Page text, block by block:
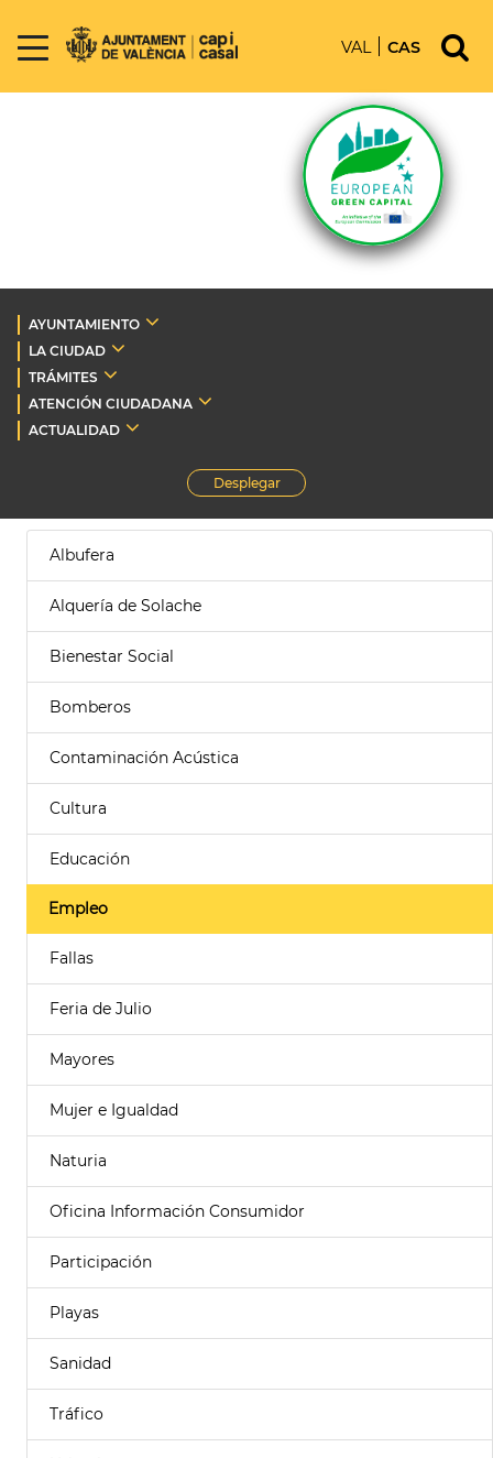
VAL CAS
AYUNTAMIENTO
LA CIUDAD
TRÁMITES
ATENCIÓN CIUDADANA
ACTUALIDAD
Desplegar
Albufera
Alquería de Solache
Bienestar Social
Bomberos
Contaminación Acústica
Cultura
Educación
Empleo
Fallas
Feria de Julio
Mayores
Mujer e Igualdad
Naturia
Oficina Información Consumidor
Participación
Playas
Sanidad
Tráfico